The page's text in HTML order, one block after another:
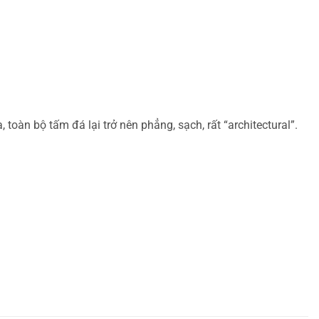
bộ tấm đá lại trở nên phẳng, sạch, rất “architectural”.